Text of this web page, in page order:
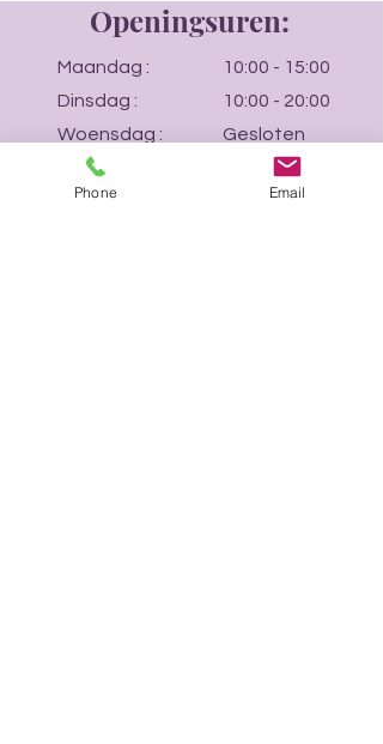
Openingsuren:
Maandag :
Dinsdag :
Woensdag :
Donderdag :
Vrijdag :
10:00 - 15:00
10:00 - 20:00
Gesloten
10:00 - 20:00
10:00 - 15:00
Phone Email